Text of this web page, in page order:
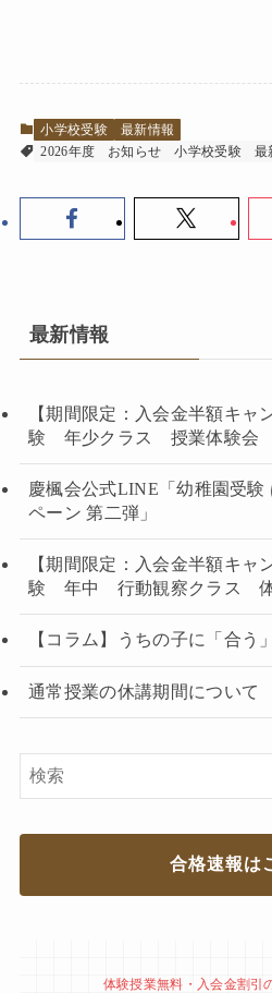
小学校受験
最新情報
2026年度
お知らせ 小学校受験 最
最新情報
【期間限定：入会金半額キャ
験 年少クラス 授業体験会
慶楓会公式LINE「幼稚園受験
ペーン 第二弾」
【期間限定：入会金半額キ
験 年中 行動観察クラス
【コラム】うちの子に「合う
通常授業の休講期間について
合格速報は
体験授業無料・入会金割引